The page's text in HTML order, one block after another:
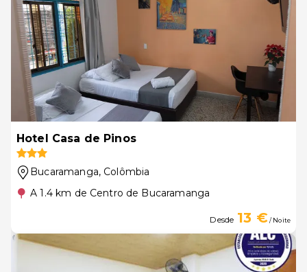
Hotel Casa de Pinos
Bucaramanga, Colômbia
A 1.4 km de Centro de Bucaramanga
Desde 13 €/ Noite